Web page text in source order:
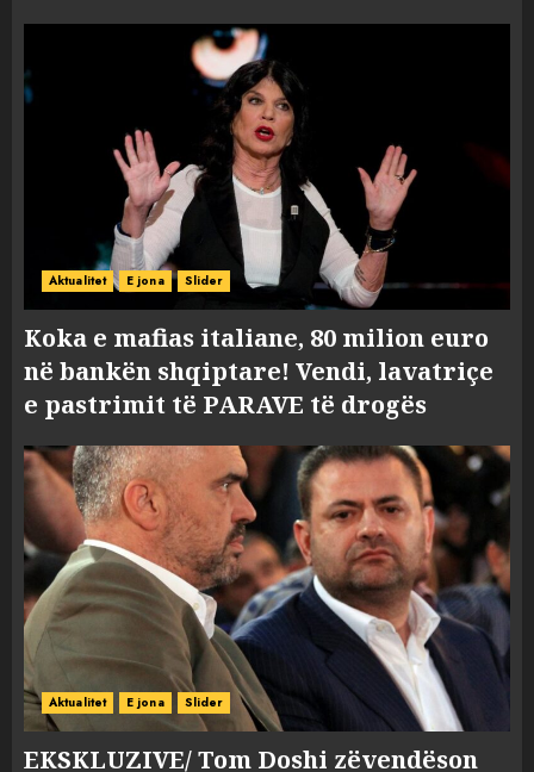
Aktualitet E jona Slider
Koka e mafias italiane, 80 milion euro
në bankën shqiptare! Vendi, lavatriçe
e pastrimit të PARAVE të drogës
Aktualitet E jona Slider
EKSKLUZIVE/ Tom Doshi zëvendëson